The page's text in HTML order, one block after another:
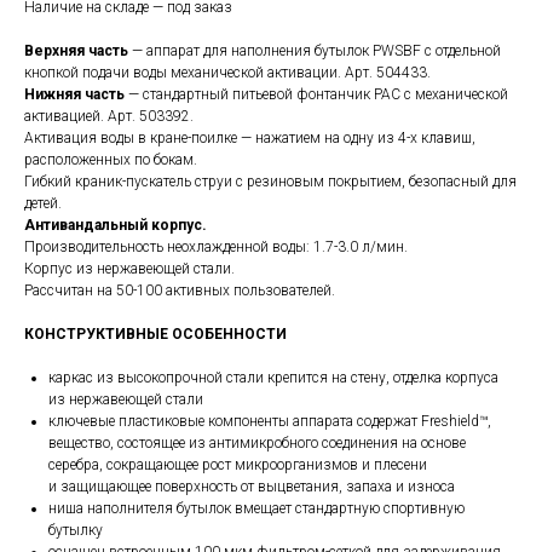
Наличие на складе — под заказ
Верхняя часть — аппарат для наполнения бутылок PWSBF с отдельной
кнопкой подачи воды механической активации. Арт. 504433.
Нижняя часть — стандартный питьевой фонтанчик PAC с механической
активацией. Арт. 503392.
Активация воды в кране-поилке — нажатием на одну из 4-х клавиш,
расположенных по бокам.
Гибкий краник-пускатель струи с резиновым покрытием, безопасный для
детей.
Антивандальный корпус.
Производительность неохлажденной воды: 1.7-3.0 л/мин.
Корпус из нержавеющей стали.
Рассчитан на 50-100 активных пользователей.
КОНСТРУКТИВНЫЕ ОСОБЕННОСТИ
каркас из высокопрочной стали крепится на стену, отделка корпуса
из нержавеющей стали
ключевые пластиковые компоненты аппарата содержат Freshield™,
вещество, состоящее из антимикробного соединения на основе
серебра, сокращающее рост микроорганизмов и плесени
и защищающее поверхность от выцветания, запаха и износа
ниша наполнителя бутылок вмещает стандартную спортивную
бутылку